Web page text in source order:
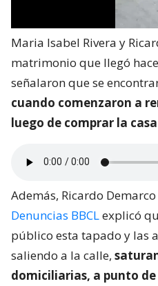
Maria Isabel Rivera y
matrimonio que llegó
señalaron que se
cuando comenzaron a
luego de comprar la
Además, Ricardo
Denuncias BBCLexplicó
público esta tapado y las
saliendo a la calle,
domiciliarias, a punto